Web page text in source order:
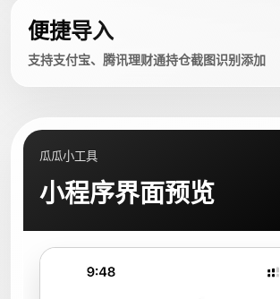
便捷导入
支持支付宝、腾讯理财通持仓截图识别添加
瓜瓜小工具
小程序界面预览